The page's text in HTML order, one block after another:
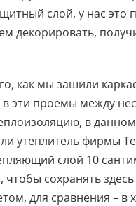
слой, у нас это
декорировать,
как мы зашили
в эти проемы между
в
утеплитель фирмы
слой 10
чтобы сохранять
для сравнения – в